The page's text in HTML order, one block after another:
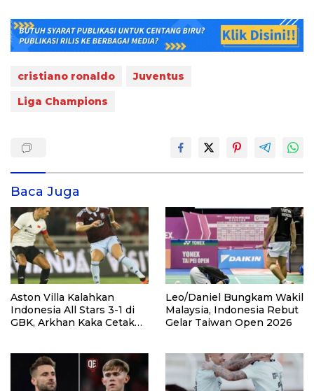
cristiano ronaldo
Juventus
Liga Champions
Baca Juga
Aston Villa Kalahkan
Indonesia All Stars 3-1 di
GBK, Arkhan Kaka Cetak
Leo/Daniel Bungkam Wakil
Malaysia, Indonesia Rebut
Gelar Taiwan Open 2026